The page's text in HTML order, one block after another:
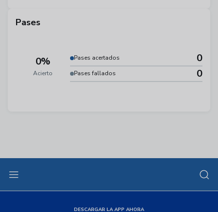
Pases
0%
Acierto
Pases acertados 0
Pases fallados 0
DESCARGAR LA APP AHORA